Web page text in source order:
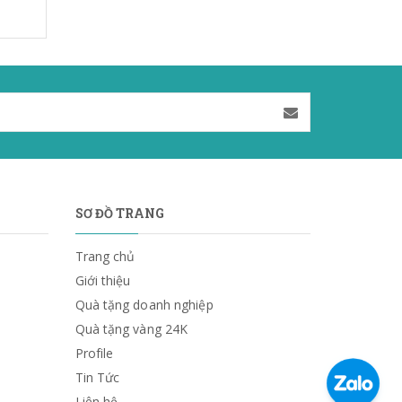
SƠ ĐỒ TRANG
Trang chủ
Giới thiệu
Quà tặng doanh nghiệp
Quà tặng vàng 24K
Profile
Tin Tức